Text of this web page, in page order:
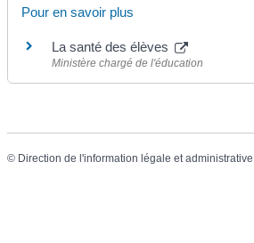
Pour en savoir plus
La santé des élèves
Ministère chargé de l'éducation
© Direction de l'information légale et administrative